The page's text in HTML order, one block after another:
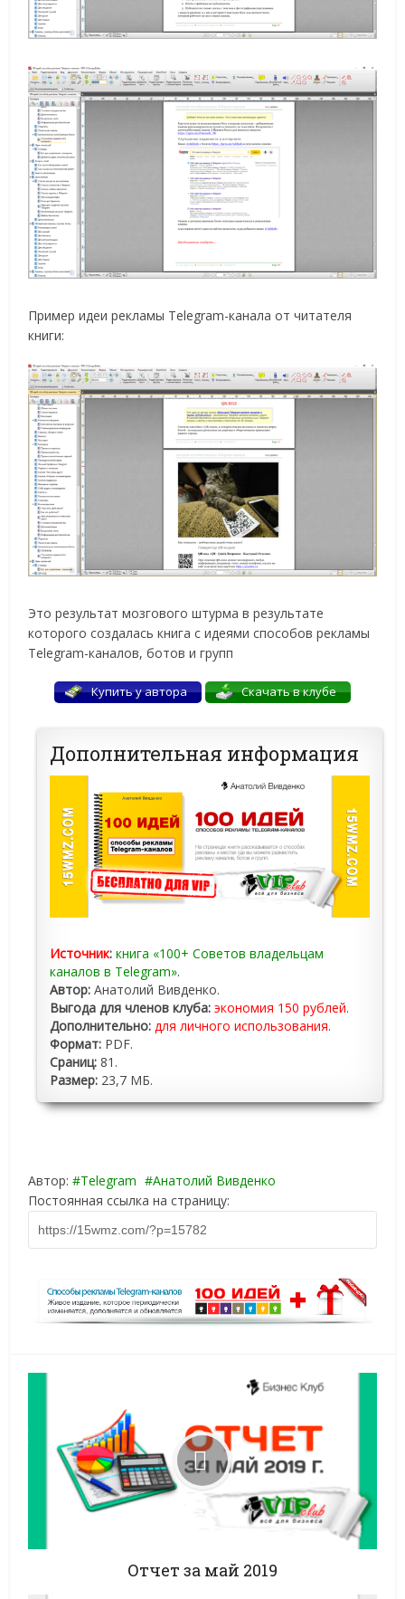
Пример идеи рекламы Telegram-канала от читателя
книги:
Это результат мозгового штурма в результате
которого создалась книга с идеями способов рекламы
Telegram-каналов, ботов и групп
Купить у автора Cкачать в клубе
Дополнительная информация
Источник: книга «100+ Советов владельцам
каналов в Telegram».
Автор: Анатолий Вивденко.
Выгода для членов клуба: экономия 150 рублей.
Дополнительно: для личного использования.
Формат: PDF.
Сраниц: 81.
Размер: 23,7 МБ.
Автор: Telegram
Анатолий Вивденко
Постоянная ссылка на страницу:
Отчет за май 2019